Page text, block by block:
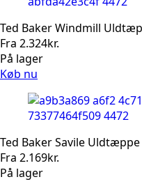
Ted Baker Windmill
Fra 2.324kr.
På lager
Køb nu
Ted Baker Savile
Fra 2.169kr.
På lager